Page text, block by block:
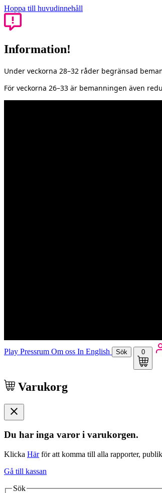
Hoppa till huvudinnehåll
Information!
Under veckorna 28–32 råder begränsad
För veckorna 26–33 är bemanningen även
Play Pressrum Om oss In English Sök 0
Varukorg
Du har inga varor i varukorgen.
Klicka Härför att komma till alla rapporter,
Gå till kassan
Sök